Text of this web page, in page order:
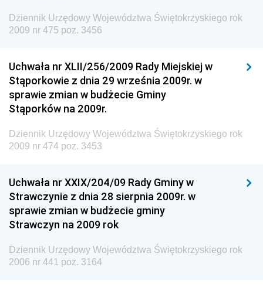
Wewnętrznego
Dziennik Urzędowy Urzędu Patentowego
Dziennik Urzędowy Generalnej Dyrekcji Dróg
Krajowych i Autostrad
Dziennik Urzędowy Ministra Środowiska
Dziennik Urzędowy Ministra Edukacji
Dziennik Urzędowy Ministra Przemysłu
Dziennik Urzędowy Ministra Finansów i Gospodarki
Dziennik Urzędowy Ministra do Spraw Unii
Dziennik Urzędowy Agencji Wywiadu
Dziennik Urzędowy Województwa Świętokrzyskiego rok
2009 nr 475 poz. 3456
Uchwała nr XLII/256/2009 Rady Miejskiej w
Stąporkowie z dnia 29 września 2009r. w
sprawie zmian w budżecie Gminy
Stąporków na 2009r.
Dziennik Urzędowy Województwa Świętokrzyskiego rok
2009 nr 474 poz. 3453
Uchwała nr XXIX/204/09 Rady Gminy w
Strawczynie z dnia 28 sierpnia 2009r. w
sprawie zmian w budżecie gminy
Strawczyn na 2009 rok
Dziennik Urzędowy Województwa Świętokrzyskiego rok
2006 nr 441 poz. 3164